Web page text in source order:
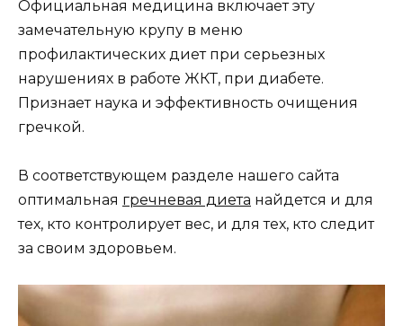
Официальная медицина включает эту
замечательную крупу в меню
профилактических диет при серьезных
нарушениях в работе ЖКТ, при диабете.
Признает наука и эффективность очищения
гречкой.
В соответствующем разделе нашего сайта
оптимальная гречневая диета найдется и для
тех, кто контролирует вес, и для тех, кто следит
за своим здоровьем.